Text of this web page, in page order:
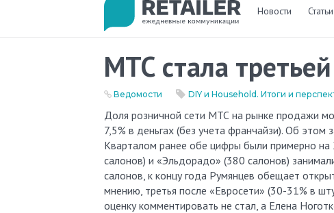
Новости Статьи
МТС стала третьей
Ведомости DIY и Household. Итоги и
Доля розничной сети МТС на рынке продажи мобильников составила во II квартале 2009 г. 9% в штуках и
7,5% в деньгах (без учета франчайзи). Об этом
Кварталом ранее обе цифры были примерно
салонов) и «Эльдорадо» (380 салонов)
салонов, к концу года Румянцев обещает
мнению, третья после «Евросети» (30-31% в
оценку комментировать не стал, а Елена